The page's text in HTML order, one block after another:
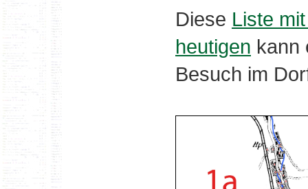
Diese Liste
heutigen kann
Besuch im